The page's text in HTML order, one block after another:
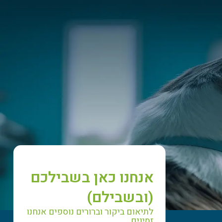
אנחנו כאן בשבילכם
(ובשבילם)
לתיאום ביקור וברורים נוספים אנחנו